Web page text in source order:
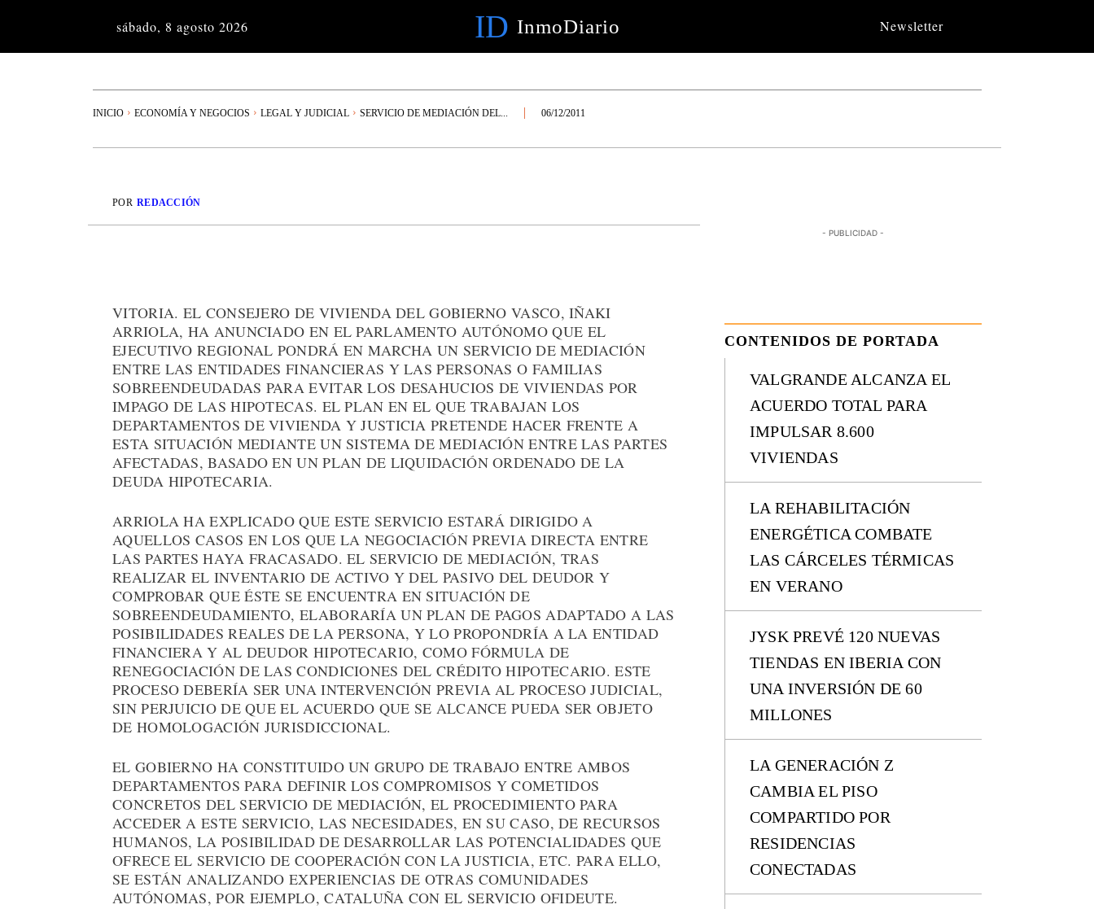
sábado, 8 agosto 2026 ID InmoDiario Newsletter
INICIO ECONOMÍA Y NEGOCIOS LEGAL Y JUDICIAL SERVICIO DE MEDIACIÓN DEL... 06/12/2011
POR REDACCIÓN
VITORIA. EL CONSEJERO DE VIVIENDA DEL GOBIERNO VASCO, IÑAKI
ARRIOLA, HA ANUNCIADO EN EL PARLAMENTO AUTÓNOMO QUE EL
EJECUTIVO REGIONAL PONDRÁ EN MARCHA UN SERVICIO DE MEDIACIÓN
ENTRE LAS ENTIDADES FINANCIERAS Y LAS PERSONAS O FAMILIAS
SOBREENDEUDADAS PARA EVITAR LOS DESAHUCIOS DE VIVIENDAS POR
IMPAGO DE LAS HIPOTECAS. EL PLAN EN EL QUE TRABAJAN LOS
DEPARTAMENTOS DE VIVIENDA Y JUSTICIA PRETENDE HACER FRENTE A
ESTA SITUACIÓN MEDIANTE UN SISTEMA DE MEDIACIÓN ENTRE LAS PARTES
AFECTADAS, BASADO EN UN PLAN DE LIQUIDACIÓN ORDENADO DE LA
DEUDA HIPOTECARIA.
ARRIOLA HA EXPLICADO QUE ESTE SERVICIO ESTARÁ DIRIGIDO A
AQUELLOS CASOS EN LOS QUE LA NEGOCIACIÓN PREVIA DIRECTA ENTRE
LAS PARTES HAYA FRACASADO. EL SERVICIO DE MEDIACIÓN, TRAS
REALIZAR EL INVENTARIO DE ACTIVO Y DEL PASIVO DEL DEUDOR Y
COMPROBAR QUE ÉSTE SE ENCUENTRA EN SITUACIÓN DE
SOBREENDEUDAMIENTO, ELABORARÍA UN PLAN DE PAGOS ADAPTADO A LAS
POSIBILIDADES REALES DE LA PERSONA, Y LO PROPONDRÍA A LA ENTIDAD
FINANCIERA Y AL DEUDOR HIPOTECARIO, COMO FÓRMULA DE
RENEGOCIACIÓN DE LAS CONDICIONES DEL CRÉDITO HIPOTECARIO. ESTE
PROCESO DEBERÍA SER UNA INTERVENCIÓN PREVIA AL PROCESO JUDICIAL,
SIN PERJUICIO DE QUE EL ACUERDO QUE SE ALCANCE PUEDA SER OBJETO
DE HOMOLOGACIÓN JURISDICCIONAL.
EL GOBIERNO HA CONSTITUIDO UN GRUPO DE TRABAJO ENTRE AMBOS
DEPARTAMENTOS PARA DEFINIR LOS COMPROMISOS Y COMETIDOS
CONCRETOS DEL SERVICIO DE MEDIACIÓN, EL PROCEDIMIENTO PARA
ACCEDER A ESTE SERVICIO, LAS NECESIDADES, EN SU CASO, DE RECURSOS
HUMANOS, LA POSIBILIDAD DE DESARROLLAR LAS POTENCIALIDADES QUE
OFRECE EL SERVICIO DE COOPERACIÓN CON LA JUSTICIA, ETC. PARA ELLO,
SE ESTÁN ANALIZANDO EXPERIENCIAS DE OTRAS COMUNIDADES
AUTÓNOMAS, POR EJEMPLO, CATALUÑA CON EL SERVICIO OFIDEUTE.
- PUBLICIDAD -
CONTENIDOS DE PORTADA
VALGRANDE ALCANZA EL
ACUERDO TOTAL PARA
IMPULSAR 8.600
VIVIENDAS
LA REHABILITACIÓN
ENERGÉTICA COMBATE
LAS CÁRCELES TÉRMICAS
EN VERANO
JYSK PREVÉ 120 NUEVAS
TIENDAS EN IBERIA CON
UNA INVERSIÓN DE 60
MILLONES
LA GENERACIÓN Z
CAMBIA EL PISO
COMPARTIDO POR
RESIDENCIAS
CONECTADAS